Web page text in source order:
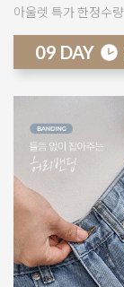
아울렛 특가 한정수량
09 DAY